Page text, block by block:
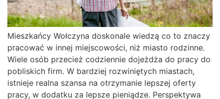
Mieszkańcy Wołczyna doskonale wiedzą co to znaczy
pracować w innej miejscowości, niż miasto rodzinne.
Wiele osób przecież codziennie dojeżdża do pracy do
pobliskich firm. W bardziej rozwiniętych miastach,
istnieje realna szansa na otrzymanie lepszej oferty
pracy, w dodatku za lepsze pieniądze. Perspektywa